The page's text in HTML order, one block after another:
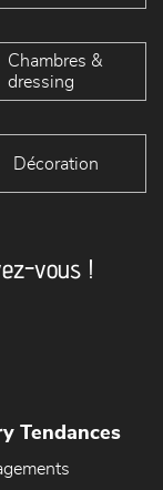
Chambres &
dressing
Décoration
vous !
Tendances